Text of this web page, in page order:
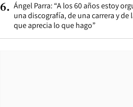
6. Ángel Parra: “A los 60 años estoy
una discografía, de una carrera y de
que aprecia lo que hago”